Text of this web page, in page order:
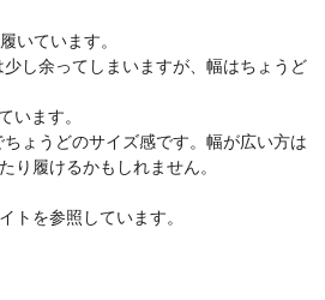
とめ買い
いています。
し余ってしまいますが、幅はちょうど
います。
ょうどのサイズ感です。幅が広い方は
り履けるかもしれません。
トを参照しています。